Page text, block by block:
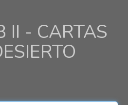
II - CARTAS